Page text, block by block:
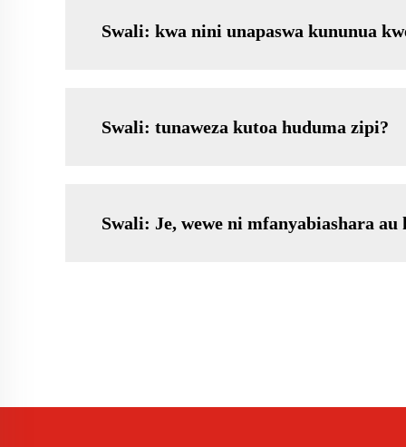
Swali: kwa nini unapaswa kununua
Swali: tunaweza kutoa huduma zipi?
Swali: Je, wewe ni mfanyabiashara